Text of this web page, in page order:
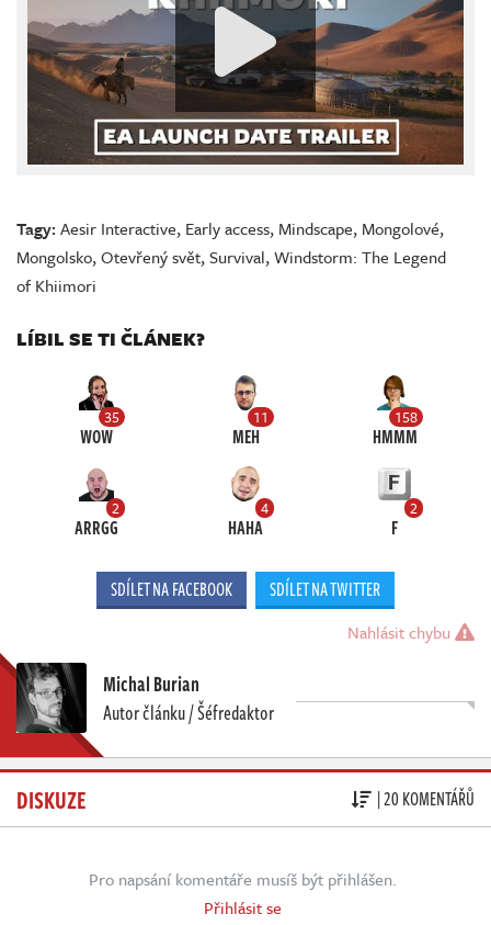
Tagy:Aesir Interactive, Early access, Mindscape, Mongolové,
Mongolsko,Otevřený svět,Survival,Windstorm: The Legend
of Khiimori
LÍBIL SE TI ČLÁNEK?
35
WOW
11
MEH
158
HMMM
2
ARRGG
4
HAHA
2
F
SDÍLET NA FACEBOOK SDÍLET NA TWITTER
Nahlásit chybu
Michal Burian
Autor článku / Šéfredaktor
DISKUZE | 20 KOMENTÁŘŮ
Pro napsání komentáře musíš být přihlášen.
Přihlásit se